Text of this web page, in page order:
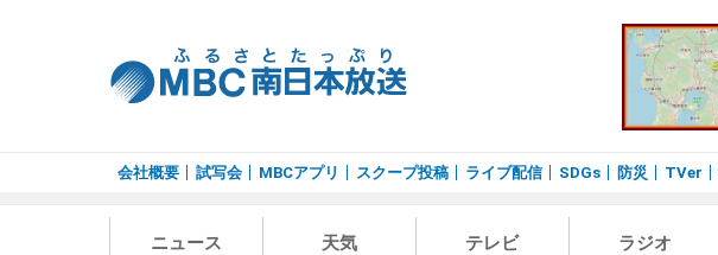
会社概要 試写会 MBCアプリ スクープ投稿 ライブ配信 SDGs 防災 TVer
ニュース 天気 テレビ ラジオ